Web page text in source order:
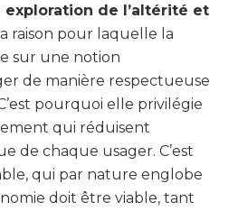
de l’altérité et
la raison pour laquelle la
sur une notion
de manière respectueuse
pourquoi elle privilégie
qui réduisent
de chaque usager. C’est
qui par nature englobe
doit être viable, tant